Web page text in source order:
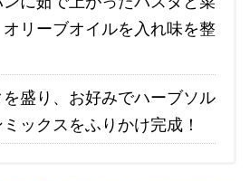
リーブオイルを入れ味を整
盛り、お好みでハーブソル
ックスをふりかけ完成！